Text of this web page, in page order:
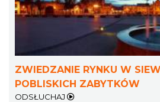
ZWIEDZANIE RYNKU W
POBLISKICH ZABYTKÓW
ODSŁUCHAJ